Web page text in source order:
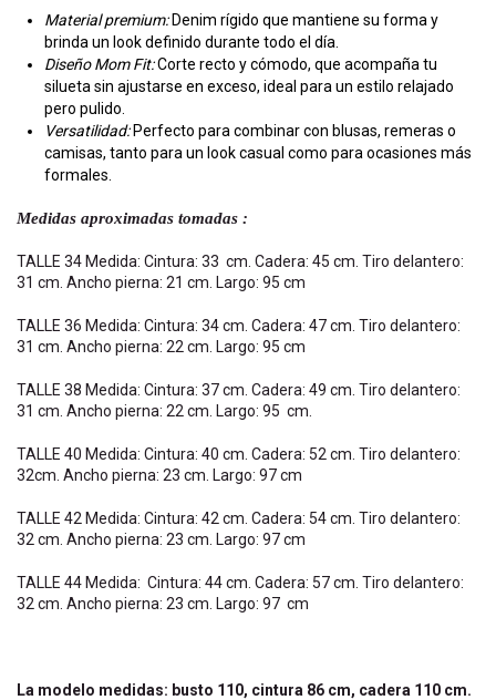
Material premium:Denim rígido que mantiene su forma y
brinda un look definido durante todo el día.
Diseño Mom Fit:Corte recto y cómodo, que acompaña tu
silueta sin ajustarse en exceso, ideal para un estilo relajado
pero pulido.
Versatilidad:Perfecto para combinar con blusas, remeras o
camisas, tanto para un look casual como para ocasiones más
formales.
Medidas aproximadas tomadas :
TALLE 34 Medida: Cintura: 33 cm. Cadera: 45 cm. Tiro delantero:
31 cm. Ancho pierna: 21 cm. Largo: 95 cm
TALLE 36 Medida: Cintura: 34 cm. Cadera: 47 cm. Tiro delantero:
31 cm. Ancho pierna: 22 cm. Largo: 95 cm
TALLE 38 Medida: Cintura: 37 cm. Cadera: 49 cm. Tiro delantero:
31 cm. Ancho pierna: 22 cm. Largo: 95 cm.
TALLE 40 Medida: Cintura: 40 cm. Cadera: 52 cm. Tiro delantero:
32cm. Ancho pierna: 23 cm. Largo: 97 cm
TALLE 42 Medida: Cintura: 42 cm. Cadera: 54 cm. Tiro delantero:
32 cm. Ancho pierna: 23 cm. Largo: 97 cm
TALLE 44 Medida: Cintura: 44 cm. Cadera: 57 cm. Tiro delantero:
32 cm. Ancho pierna: 23 cm. Largo: 97 cm
La modelo medidas: busto 110, cintura 86 cm, cadera 110 cm.